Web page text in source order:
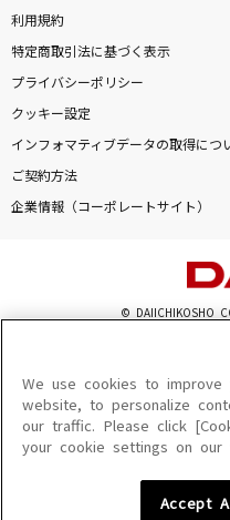
利用規約
特定商取引法に基づく表示
プライバシーポリシー
クッキー設定
インフォマティブデータの取得につ
ご契約方法
企業情報（コーポレートサイト）
© DAIICHIKOSHO
このサイトに掲載されている一切の文
を問わず、著作権法の定める範囲を超
を禁じます。
楽曲及びコンテンツは、機種によりご
楽曲及びコンテンツの配信日、配信内
We use cookies to improve
website, to personalize
our traffic. Please click
your cookie settings on our
Accept